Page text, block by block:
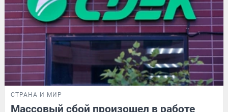
СТРАНА И МИР
Массовый сбой произошел в работе